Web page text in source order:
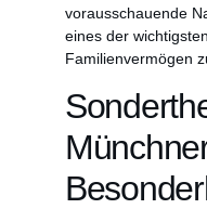
vorausschauende
eines der
Familienvermögen